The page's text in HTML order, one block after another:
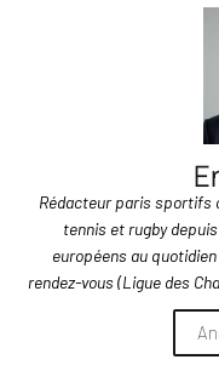
Rédacteur paris sportifs
tennis et rugby
européens au
rendez-vous (Ligue des